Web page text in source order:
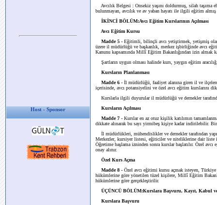
Host - Sponsor
Avcılık Belgesi : Onsekiz yaşını doldurmuş, silah taşıma
bulunmayan, avcılık ve av yaban hayatı ile ilgili eğitim
İKİNCİ BÖLÜM:Avcı Eğitim Kurslarının Açılması
Avcı Eğitim Kursu
Madde 5 - Eğitimli, bilinçli avcı yetiştirmek, yetişmiş
üzere il müdürlüğü ve başkanlık, merkez işbirliğinde avcı
Kanunu kapsamında Millî Eğitim Bakanlığından izin almak
Şartların uygun olması halinde kurs, yaygın eğitim
Kursların Planlanması
Madde 6 - İl müdürlüğü, faaliyet alanına giren il ve
içerisinde, avcı potansiyelini ve özel avcı eğitim kurslarını
Kurslarla ilgili duyurular il müdürlüğü ve dernekler
Kursların Açılması
Madde 7 - Kurslar en az otuz kişilik katılımın
dikkate alınarak bu sayı yirmibeş kişiye kadar indirilebilir.
İl müdürlükleri, mühendislikler ve dernekler tarafından
Merkezler, kursiyer listesi, eğiticiler ve niteliklerine dair liste
Öğretime başlama izninden sonra kurslar başlatılır. Özel
onay alınır.
Özel Kurs Açma
Madde 8 - Özel avcı eğitimi kursu açmak isteyen,
hükümlerine göre yönetilen tüzel kişilere, Millî Eğitim
hükümlerine göre gerçekleştirilir.
ÜÇÜNCÜ BÖLÜM:Kurslara Başvuru, Kayıt, Kabul
Kurslara Başvuru